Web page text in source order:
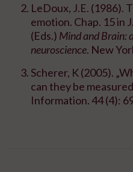
LeDoux, J.E. (1986).
emotion. Chap. 15 in
(Eds.) Mind and Brain:
neuroscience. New
Scherer, K (2005).
can they be
Information. 44 (4):